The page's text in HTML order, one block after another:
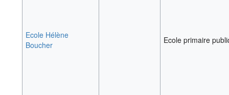
Ecole Hélène
Boucher
Ecole primaire